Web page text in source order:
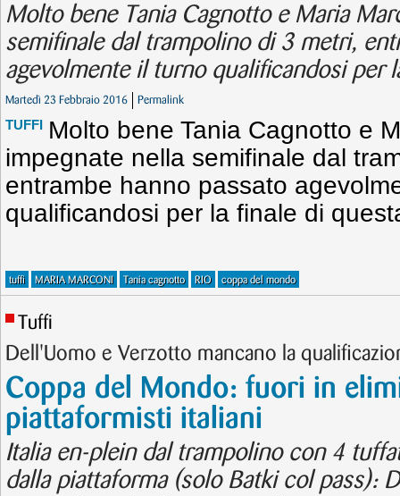
Molto bene Tania Cagnotto e Maria
semifinale dal trampolino di 3 metri,
agevolmente il turno qualificandosi per
Martedì 23 Febbraio 2016 Permalink
TUFFI Molto bene Tania Cagnotto e
impegnate nella semifinale dal
entrambe hanno passato
qualificandosi per la finale di
tuffi MARIA MARCONI Tania cagnotto RIO coppa del mondo
Tuffi
Dell'Uomo e Verzotto mancano la
Coppa del Mondo: fuori in
piattaformisti italiani
Italia en-plein dal trampolino con 4
dalla piattaforma (solo Batki col pass):